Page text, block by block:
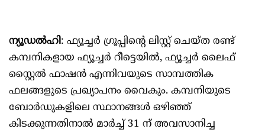
ന്യൂഡൽഹി: ഫ്യൂച്ചർ ഗ്രൂപ്പിന്റെ ലിസ്റ്റ് ചെയ്ത രണ്ട്
കമ്പനികളായ ഫ്യൂച്ചർ റീട്ടെയിൽ, ഫ്യൂച്ചർ ലൈഫ്
സ്റ്റൈൽ ഫാഷൻ എന്നിവയുടെ സാമ്പത്തിക
ഫലങ്ങളുടെ പ്രഖ്യാപനം വൈകും. കമ്പനിയുടെ
ബോർഡുകളിലെ സ്ഥാനങ്ങൾ ഒഴിഞ്ഞ്
കിടക്കുന്നതിനാൽ മാർച്ച് 31 ന് അവസാനിച്ച